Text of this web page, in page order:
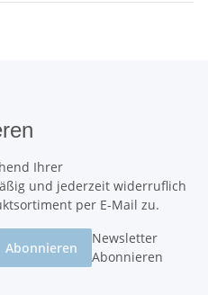
Ihrer
und jederzeit widerruflich
per E-Mail zu.
Abonnieren
Newsletter
Abonnieren